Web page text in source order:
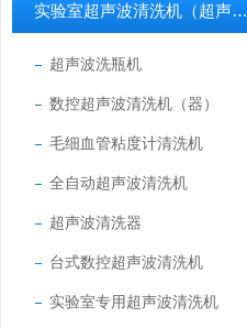
实验室超声波清洗机（超声波清洗器）
超声波洗瓶机
数控超声波清洗机（器）
毛细血管粘度计清洗机
全自动超声波清洗机
超声波清洗器
台式数控超声波清洗机
实验室专用超声波清洗机